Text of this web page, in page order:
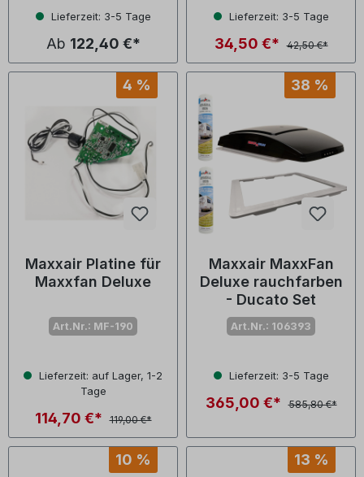
Durchschnittliche Bewertung von 5 von 5 Sternen
Lieferzeit: 3-5 Tage
Ab 122,40 €*
Durchschnittliche
Lieferzeit: 3-5 Tage
34,50 €* 42,50 €*
4 %
Maxxair Platine für
Maxxfan Deluxe
Art.Nr.: MF-190
Lieferzeit: auf Lager, 1-2
Tage
114,70 €* 119,00 €*
38 %
Maxxair MaxxFan
Deluxe rauchfarben
- Ducato Set
Art.Nr.: 106393
Lieferzeit: 3-5 Tage
365,00 €* 585,80 €*
10 % 13 %